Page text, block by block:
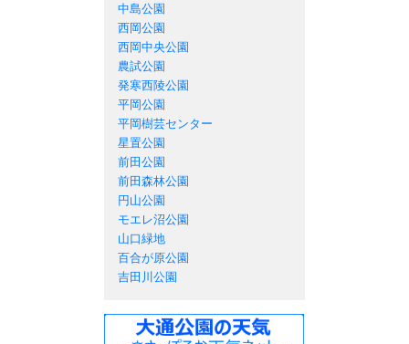
中島公園
西岡公園
西岡中央公園
農試公園
発寒西陵公園
平岡公園
平岡樹芸センター
星置公園
前田公園
前田森林公園
円山公園
モエレ沼公園
山口緑地
百合が原公園
吉田川公園